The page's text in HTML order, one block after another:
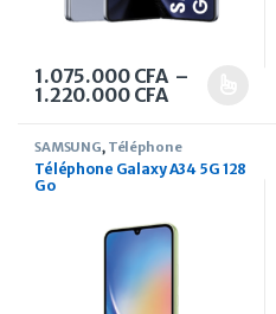
1.075.000 CFA –
1.220.000 CFAPlage de
Ce produit a plusieurs
SAMSUNG, Téléphone
Téléphone Galaxy A34 5G 128
Go